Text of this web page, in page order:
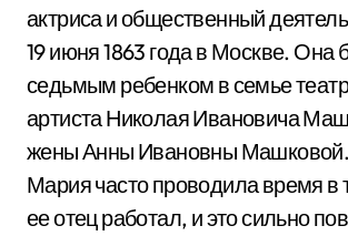
актриса и общественный
19 июня 1863 года в Москве. Она
седьмым ребенком в семье
артиста Николая Ивановича
жены Анны Ивановны Машковой.
Мария часто проводила время в
ее отец работал, и это сильно